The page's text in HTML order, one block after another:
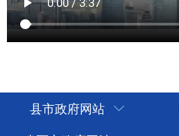
县市政府网站